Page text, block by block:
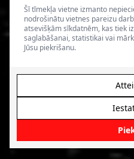
Šī tīmekļa vietne izmanto
nodrošinātu vietnes pareizu
atsevišķām sīkdatnēm, kas tiek
saglabāšanai, statistikai vai
Jūsu piekrišanu.
© 2026 4SPEED.LV. Visas
veikala izveide - Magecode.